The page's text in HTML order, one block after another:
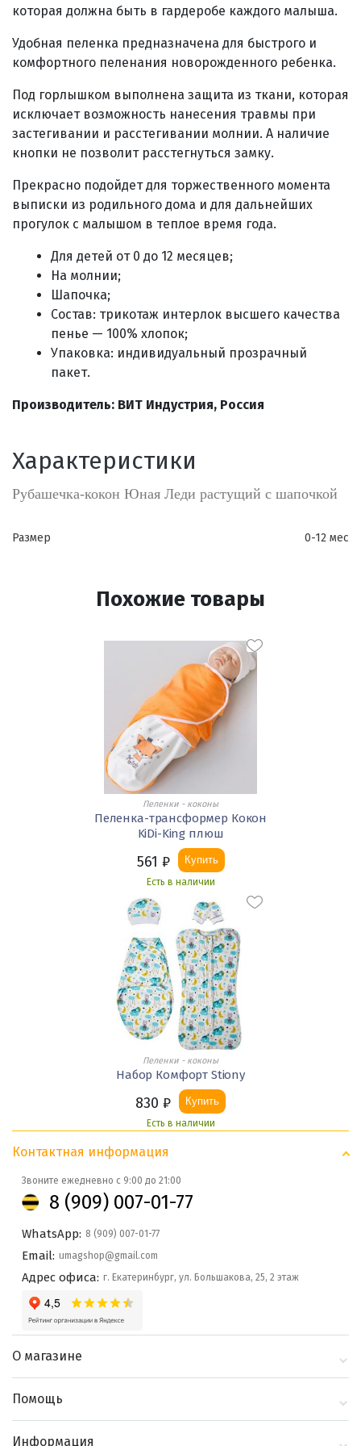
которая должна быть в гардеробе каждого малыша.
Удобная пеленка предназначена для быстрого и
комфортного пеленания новорожденного ребенка.
Под горлышком выполнена защита из ткани, которая
исключает возможность нанесения травмы при
застегивании и расстегивании молнии. А наличие
кнопки не позволит расстегнуться замку.
Прекрасно подойдет для торжественного момента
выписки из родильного дома и для дальнейших
прогулок с малышом в теплое время года.
Для детей от 0 до 12 месяцев;
На молнии;
Шапочка;
Состав: трикотаж интерлок высшего качества
пенье — 100% хлопок;
Упаковка: индивидуальный прозрачный
пакет.
Производитель: ВИТ Индустрия, Россия
Характеристики
Рубашечка-кокон Юная Леди растущий с шапочкой
Размер 0-12 мес
Похожие товары
Пеленки - коконы
Пеленка-трансформер Кокон
KiDi-King плюш
561 ₽ Купить
Есть в наличии
Пеленки - коконы
Набор Комфорт Stiony
830 ₽ Купить
Есть в наличии
Контактная информация
Звоните ежедневно с 9:00 до 21:00
8 (909) 007-01-77
WhatsApp: 8 (909) 007-01-77
Email: umagshop@gmail.com
Адрес офиса: г. Екатеринбург, ул. Большакова, 25, 2 этаж
О магазине
Помощь
Информация